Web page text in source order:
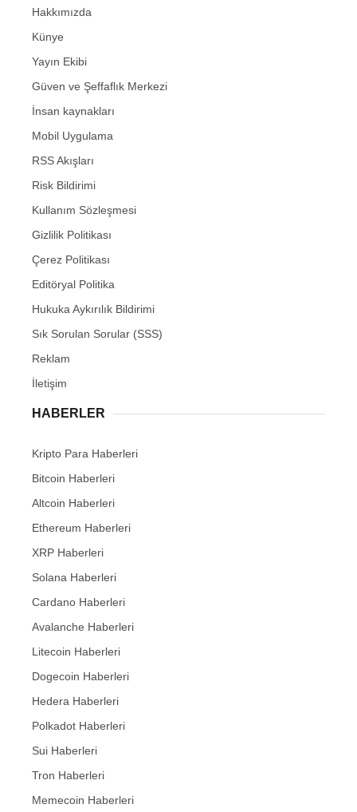
Hakkımızda
Künye
Yayın Ekibi
Güven ve Şeffaflık Merkezi
İnsan kaynakları
Mobil Uygulama
RSS Akışları
Risk Bildirimi
Kullanım Sözleşmesi
Gizlilik Politikası
Çerez Politikası
Editöryal Politika
Hukuka Aykırılık Bildirimi
Sık Sorulan Sorular (SSS)
Reklam
İletişim
HABERLER
Kripto Para Haberleri
Bitcoin Haberleri
Altcoin Haberleri
Ethereum Haberleri
XRP Haberleri
Solana Haberleri
Cardano Haberleri
Avalanche Haberleri
Litecoin Haberleri
Dogecoin Haberleri
Hedera Haberleri
Polkadot Haberleri
Sui Haberleri
Tron Haberleri
Memecoin Haberleri